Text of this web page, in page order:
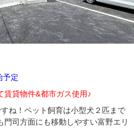
予定
貸物件&都市ガス使用♪
ね！ペット飼育は小型犬２匹まで
司方面にも移動しやすい富野エリ